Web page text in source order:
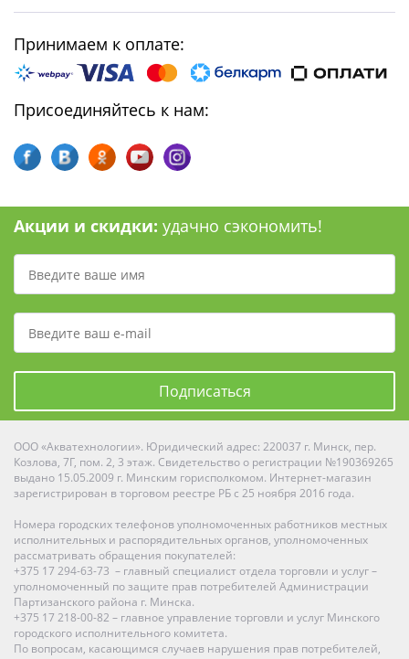
Принимаем к оплате:
Присоединяйтесь к нам:
Акции и скидки: удачно сэкономить!
Подписаться
ООО «Акватехнологии». Юридический адрес: 220037 г. Минск, пер.
Козлова, 7Г, пом. 2, 3 этаж. Свидетельство о регистрации №190369265
выдано 15.05.2009 г. Минским горисполкомом. Интернет-магазин
зарегистрирован в торговом реестре РБ с 25 ноября 2016 года.
Номера городских телефонов уполномоченных работников местных
исполнительных и распорядительных органов, уполномоченных
рассматривать обращения покупателей:
+375 17 294-63-73 – главный специалист отдела торговли и услуг –
уполномоченный по защите прав потребителей Администрации
Партизанского района г. Минска.
+375 17 218-00-82 – главное управление торговли и услуг Минского
городского исполнительного комитета.
По вопросам, касающимся случаев нарушения прав потребителей,